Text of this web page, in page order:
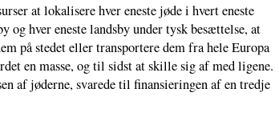
at lokalisere hver eneste jøde i hvert eneste
og hver eneste landsby under tysk besættelse, at
på stedet eller transportere dem fra hele Europa
en masse, og til sidst at skille sig af med ligene.
af jøderne, svarede til finansieringen af en tredje